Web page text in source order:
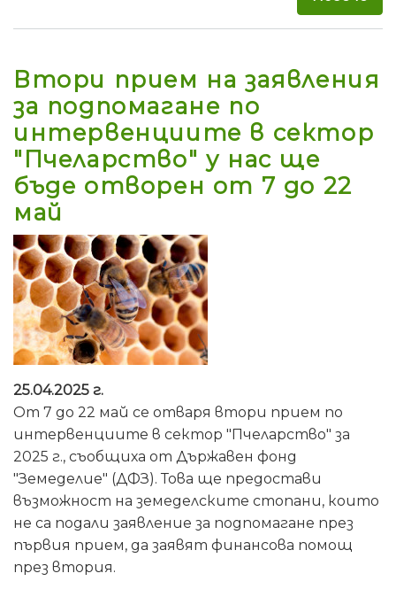
Втори прием на заявления
за подпомагане по
интервенциите в сектор
"Пчеларство" у нас ще
бъде отворен от 7 до 22
май
25.04.2025 г.
От 7 до 22 май се отваря втори прием по
интервенциите в сектор "Пчеларство" за
2025 г., съобщиха от Държавен фонд
"Земеделие" (ДФЗ). Това ще предостави
възможност на земеделските стопани, които
не са подали заявление за подпомагане през
първия прием, да заявят финансова помощ
през втория.